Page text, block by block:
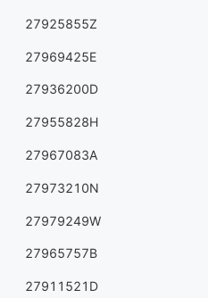
27925855Z
27969425E
27936200D
27955828H
27967083A
27973210N
27979249W
27965757B
27911521D